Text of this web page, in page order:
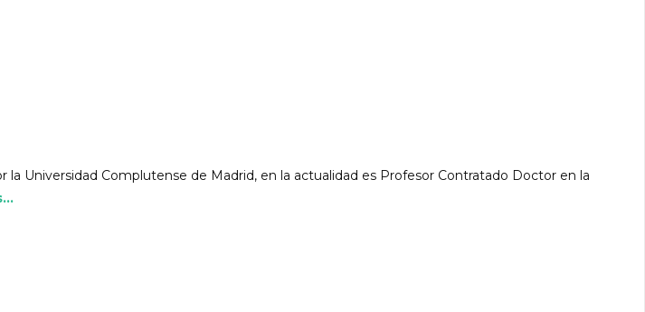
la Universidad Complutense de Madrid, en la actualidad es Profesor Contratado Doctor en la